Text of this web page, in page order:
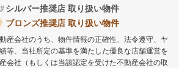
シルバー推奨店 取り扱い物件
ブロンズ推奨店 取り扱い物件
産会社のうち、物件情報の正確性、法令遵守、ヤ
等、当社所定の基準を満たした優良な店舗運営を
会社（もしくは当該認定を受けた不動産会社の取